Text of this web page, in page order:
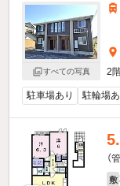
すべての写真
2
駐車場あり 駐輪場あ
（
敷